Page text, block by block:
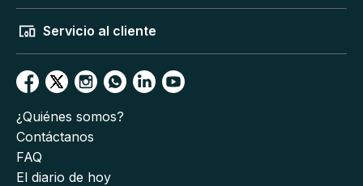
Servicio al cliente
¿Quiénes somos?
Contáctanos
FAQ
El diario de hoy